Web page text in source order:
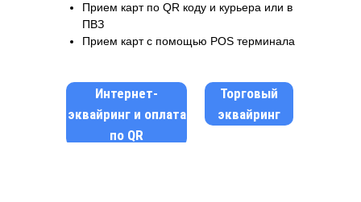
Прием карт по QR коду и курьера или в
ПВЗ
Прием карт с помощью POS терминала
Интернет-
эквайринг и оплата
по QR
Торговый
эквайринг